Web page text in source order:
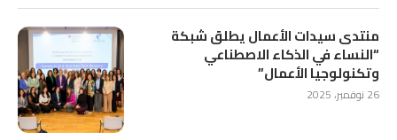
منتدى سيدات الأعمال يطلق شبكة
“النساء في الذكاء الاصطناعي
وتكنولوجيا الأعمال”
26 نوفمبر، 2025